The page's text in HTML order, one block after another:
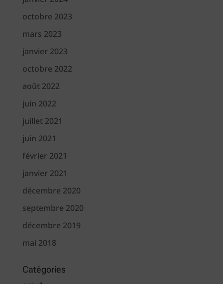
octobre 2023
mars 2023
janvier 2023
octobre 2022
août 2022
juin 2022
juillet 2021
juin 2021
février 2021
janvier 2021
décembre 2020
septembre 2020
décembre 2019
mai 2018
Catégories